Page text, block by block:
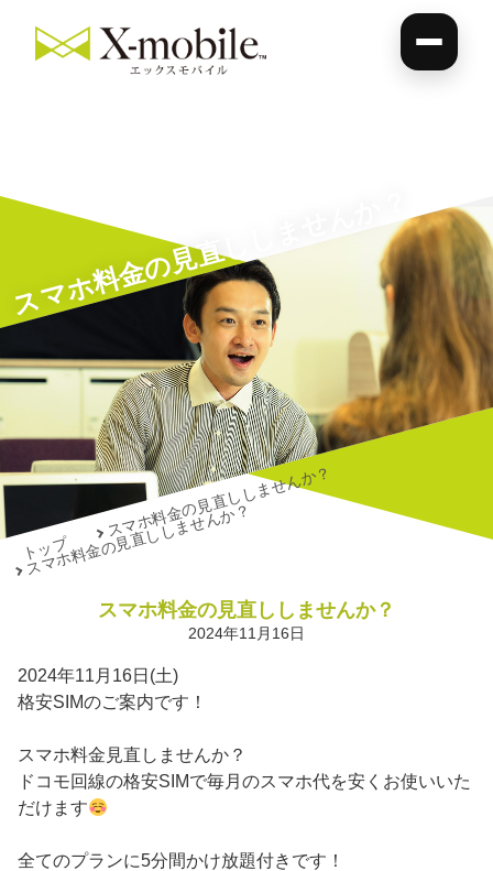
スマホ料金の見直ししませんか？
トップ
スマホ料金の見直ししませんか？
スマホ料金の見直ししませんか？
スマホ料金の見直ししませんか？
2024年11月16日
2024年11月16日(土)
格安SIMのご案内です！
スマホ料金見直しませんか？
ドコモ回線の格安SIMで毎月のスマホ代を安くお使いいた
だけます
全てのプランに5分間かけ放題付きです！